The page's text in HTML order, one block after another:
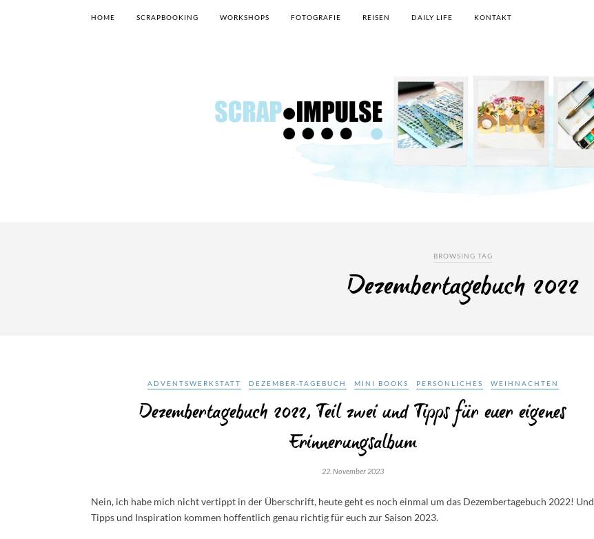
HOME SCRAPBOOKING WORKSHOPS FOTOGRAFIE REISEN DAILY LIFE KONTAKT
BROWSING TAG
Dezembertagebuch 2022
ADVENTSWERKSTATT DEZEMBER-TAGEBUCH MINI BOOKS PERSÖNLICHES WEIHNACHTEN
Dezembertagebuch 2022, Teil zwei und Tipps für euer eigenes
Erinnerungsalbum
22. November 2023
Nein, ich habe mich nicht vertippt in der Überschrift, heute geht es noch einmal um das Dezembertagebuch 2022! Und
Tipps und Inspiration kommen hoffentlich genau richtig für euch zur Saison 2023.